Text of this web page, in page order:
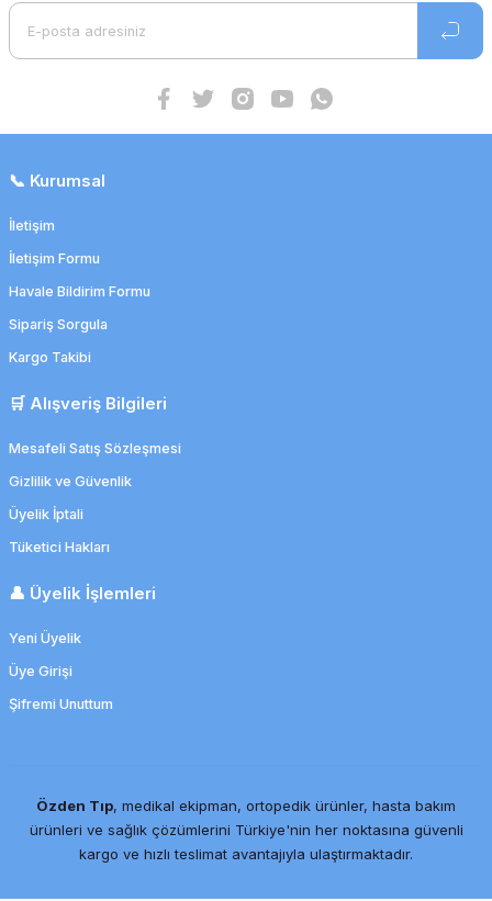
📞 Kurumsal
İletişim
İletişim Formu
Havale Bildirim Formu
Sipariş Sorgula
Kargo Takibi
🛒 Alışveriş Bilgileri
Mesafeli Satış Sözleşmesi
Gizlilik ve Güvenlik
Üyelik İptali
Tüketici Hakları
👤 Üyelik İşlemleri
Yeni Üyelik
Üye Girişi
Şifremi Unuttum
Özden Tıp, medikal ekipman, ortopedik ürünler, hasta bakım
ürünleri ve sağlık çözümlerini Türkiye'nin her noktasına güvenli
kargo ve hızlı teslimat avantajıyla ulaştırmaktadır.